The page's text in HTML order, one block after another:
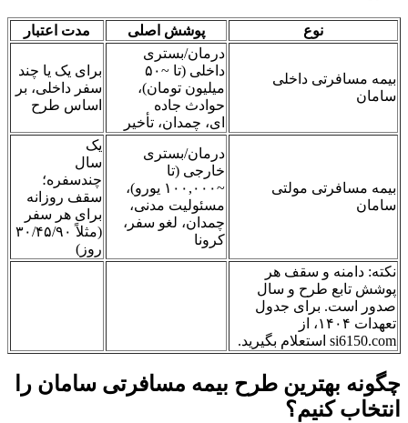
نوع پوشش اصلی مدت اعتبار
بیمه مسافرتی داخلی
سامان
درمان/بستری
داخلی (تا ~۵۰
میلیون تومان)،
حوادث جاده
ای، چمدان، تأخیر
برای یک یا چند
سفر داخلی، بر
اساس طرح
بیمه مسافرتی مولتی
سامان
درمان/بستری
خارجی (تا
~۱۰۰,۰۰۰ یورو)،
مسئولیت مدنی،
چمدان، لغو سفر،
کرونا
یک
سال
چندسفره؛
سقف روزانه
برای هر سفر
(مثلاً ۳۰/۴۵/۹۰
روز)
نکته: دامنه و سقف هر
پوشش تابع طرح و سال
صدور است. برای جدول
تعهدات ۱۴۰۴، از
si6150.com استعلام بگیرید.
چگونه بهترین طرح بیمه مسافرتی سامان را
انتخاب کنیم؟